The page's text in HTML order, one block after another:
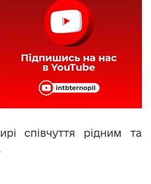
співчуття рідним та